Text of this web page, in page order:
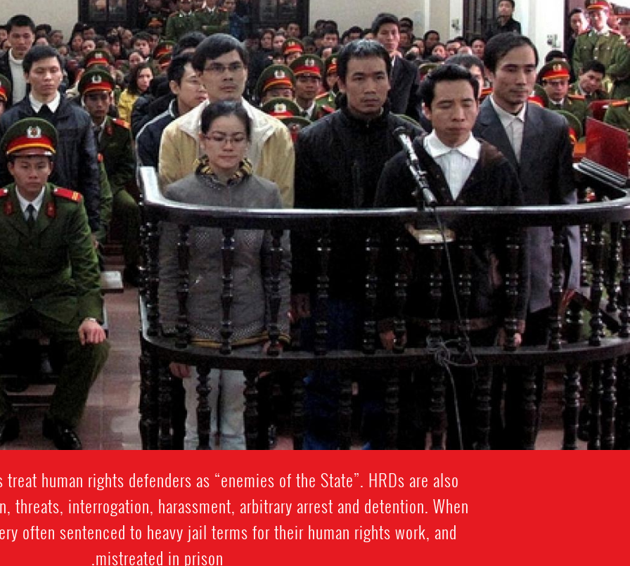
human rights defenders as “enemies of the State”. HRDs are also
threats, interrogation, harassment, arbitrary arrest and detention. When
often sentenced to heavy jail terms for their human rights work, and
mistreated in prison.